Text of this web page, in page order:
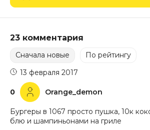
23 комментария
Сначала новые По рейтингу
0 Orange_demon
13 февраля 2017
Бургеры в 1067 просто пушка, 10к
блю и шампиньонами на гриле